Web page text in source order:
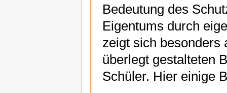
Bedeutung des
Eigentums durch
zeigt sich besonders
überlegt gestalteten
Schüler. Hier einige